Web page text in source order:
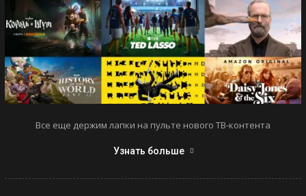
Все еще держим лапки на пульте нового ТВ-контента
Узнать больше